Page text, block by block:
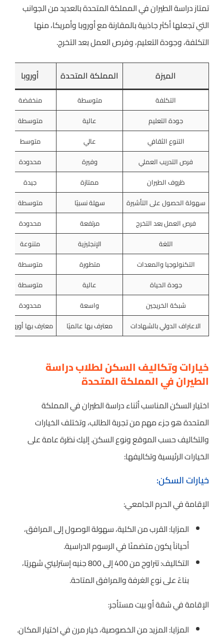
تمتاز دراسة الطيران في المملكة المتحدة بالعديد من الجوانب
التي تجعلها أكثر جاذبية بالمقارنة مع أوروبا وأمريكا، منها
التكلفة، وجودة التعليم، وفرص العمل بعد التخرج.
الميزة المملكة المتحدة أوروبا
التكلفة متوسطة
منخفضة
جودة التعليم
عالية
متوسطة
التنوع الثقافي
عالي
متوسط
فرص التدريب العملي
وفيرة
محدودة
ظروف الطيران
ممتازة
جيدة
سهولة الحصول على التأشيرة
سهلة نسبيًا
متوسطة
فرص العمل بعد التخرج
مرتفعة
محدودة
اللغة
الإنجليزية
متنوعة
التكنولوجيا والمعدات
متطورة
متوسطة
جودة الحياة
عالية
متوسطة
شبكة الخريجين
واسعة
محدودة
الاعتراف الدولي بالشهادات
معترف بها عالميًا معترف بها أوروبيا
خيارات وتكاليف السكن لطلاب دراسة
الطيران في المملكة المتحدة
اختيار السكن المناسب أثناء دراسة الطيران في المملكة
المتحدة هو جزء مهم من تجربة الطالب، وتختلف الخيارات
والتكاليف حسب الموقع ونوع السكن. إليك نظرة عامة على
الخيارات الرئيسية وتكاليفها:
خيارات السكن:
الإقامة في الحرم الجامعي:
المزايا: القرب من الكلية، سهولة الوصول إلى المرافق،
أحياناً يكون متضمنًا في الرسوم الدراسية.
التكاليف: تتراوح من 400 إلى 800 جنيه إسترليني شهريًا،
بناءً على نوع الغرفة والمرافق المتاحة.
الإقامة في شقة أو بيت مستأجر:
المزايا: المزيد من الخصوصية، خيار مرن في اختيار المكان.